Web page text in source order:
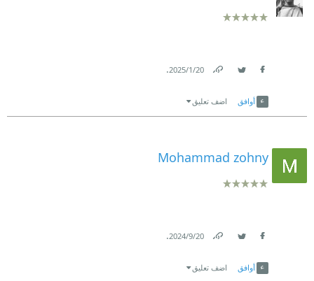
20‏/1‏/2025
.
أوافق اضف تعليق
Mohammad zohny
20‏/9‏/2024
.
أوافق اضف تعليق